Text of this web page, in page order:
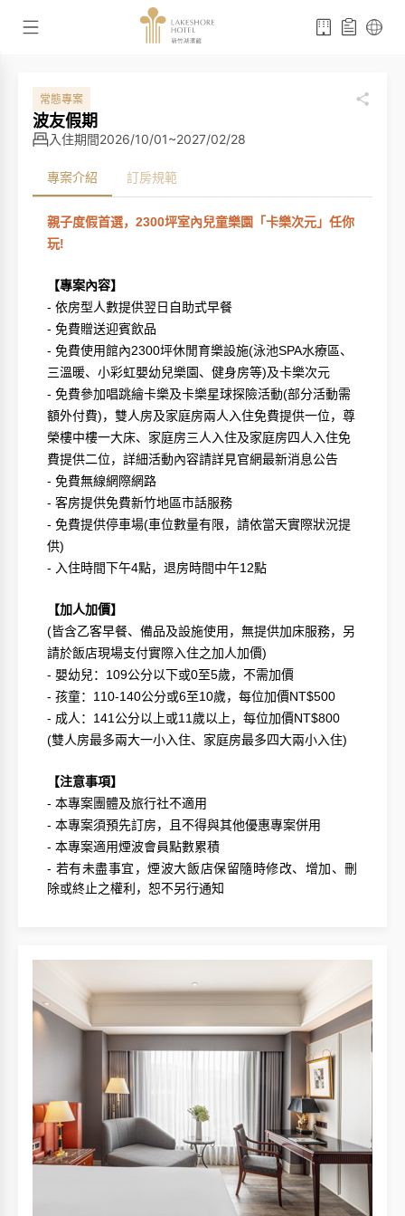
常態專案
波友假期
入住期間2026/10/01~2027/02/28
專案介紹
親子度假首選， 2300坪室內兒童樂園「卡樂次元」任你
玩!
【專案內容】
- 依房型人數提供翌日自助式早餐
- 免費贈送迎賓飲品
- 免費使用館內2300坪休閒育樂設施(泳池SPA水療區、
三溫暖、小彩虹嬰幼兒樂園、健身房等)及卡樂次元
- 免費參加唱跳繪卡樂及卡樂星球探險活動(部分活動需
額外付費)，雙人房及家庭房兩人入住免費提供一位，尊
榮樓中樓一大床、家庭房三人入住及家庭房四人入住免
費提供二位，詳細活動內容請詳見官網最新消息公告
- 免費無線網際網路
- 客房提供免費新竹地區市話服務
- 免費提供停車場(車位數量有限，請依當天實際狀況提
供)
- 入住時間下午4點，退房時間中午12點
【加人加價】
(皆含乙客早餐、備品及設施使用，無提供加床服務，另
請於飯店現場支付實際入住之加人加價)
- 嬰幼兒： 109公分以下或0至5歲，不需加價
- 孩童： 110-140公分或6至10歲，每位加價NT$500
- 成人： 141 公分以上或11歲以上，每位加價NT$800
(雙人房最多兩大一小入住、家庭房最多四大兩小入住)
【注意事項】
- 本專案團體及旅行社不適用
- 本專案須預先訂房，且不得與其他優惠專案併用
- 本專案適用煙波會員點數累積
- 若有未盡事宜，煙波大飯店保留隨時修改、增加、刪
除或終止之權利，恕不另行通知
訂房規範